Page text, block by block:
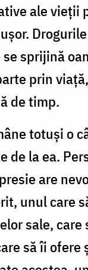
ale vieții
se sprijină
prin
de timp.
totuși o
de la ea.
are
unul care
sale, care
să îi ofere